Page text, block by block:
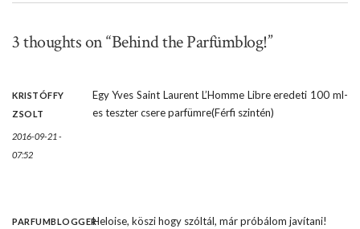
3 thoughts on “Behind the Parfümblog!”
KRISTÓFFY
ZSOLT
2016-09-21 -
07:52
Egy Yves Saint Laurent L’Homme Libre eredeti 100 ml-
es teszter csere parfümre(Férfi szintén)
PARFUMBLOGGERHeloise, köszi hogy szóltál, már próbálom javítani!